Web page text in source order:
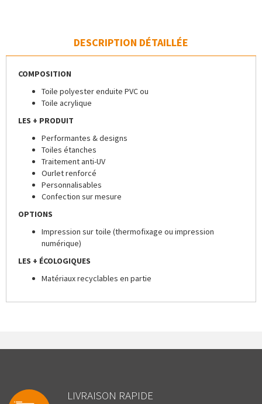
DESCRIPTION DÉTAILLÉE
COMPOSITION
Toile polyester enduite PVC ou
Toile acrylique
LES + PRODUIT
Performantes & designs
Toiles étanches
Traitement anti-UV
Ourlet renforcé
Personnalisables
Confection sur mesure
OPTIONS
Impression sur toile (thermofixage ou impression
numérique)
LES + ÉCOLOGIQUES
Matériaux recyclables en partie
LIVRAISON RAPIDE